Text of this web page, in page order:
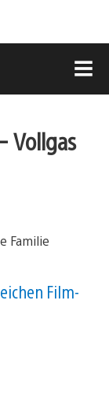
Vollgas
Film-